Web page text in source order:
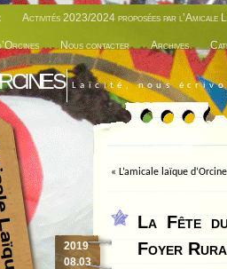
Activités 2023/2024 proposées par l’Amicale
Nous contacter Archives
Laïcité, nous
« L’amicale laïque
La Fête
Foyer
2019
08.03